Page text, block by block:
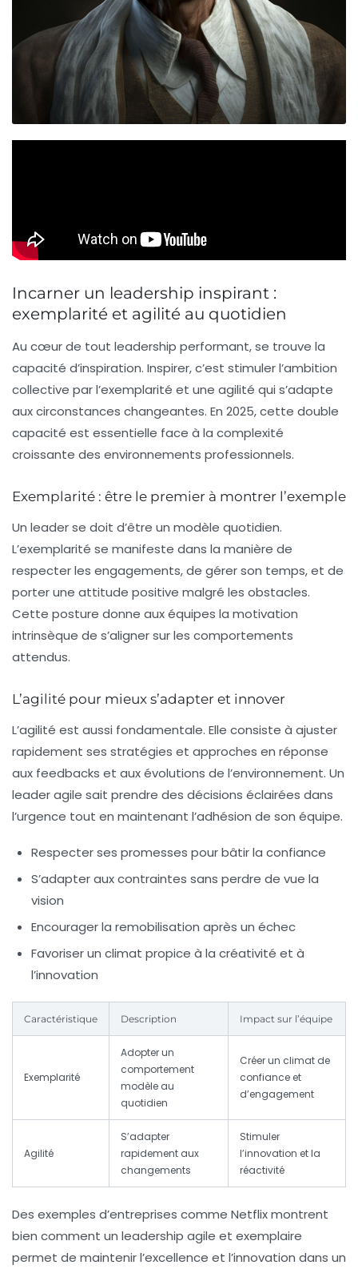
Incarner un leadership inspirant :
exemplarité et agilité au quotidien
Au cœur de tout leadership performant, se trouve la
capacité d’inspiration. Inspirer, c’est stimuler l’ambition
collective par l’exemplarité et une agilité qui s’adapte
aux circonstances changeantes. En 2025, cette double
capacité est essentielle face à la complexité
croissante des environnements professionnels.
Exemplarité : être le premier à montrer l’exemple
Un leader se doit d’être un modèle quotidien.
L’exemplarité se manifeste dans la manière de
respecter les engagements, de gérer son temps, et de
porter une attitude positive malgré les obstacles.
Cette posture donne aux équipes la motivation
intrinsèque de s’aligner sur les comportements
attendus.
L’agilité pour mieux s’adapter et innover
L’agilité est aussi fondamentale. Elle consiste à ajuster
rapidement ses stratégies et approches en réponse
aux feedbacks et aux évolutions de l’environnement. Un
leader agile sait prendre des décisions éclairées dans
l’urgence tout en maintenant l’adhésion de son équipe.
Respecter ses promesses pour bâtir la confiance
S’adapter aux contraintes sans perdre de vue la
vision
Encourager la remobilisation après un échec
Favoriser un climat propice à la créativité et à
l’innovation
Caractéristique Description Impact sur l’équipe
Exemplarité
Adopter un
comportement
modèle au
quotidien
Créer un climat de
confiance et
d’engagement
Agilité
S’adapter
rapidement aux
changements
Stimuler
l’innovation et la
réactivité
Des exemples d’entreprises comme Netflix montrent
bien comment un leadership agile et exemplaire
permet de maintenir l’excellence et l’innovation dans un